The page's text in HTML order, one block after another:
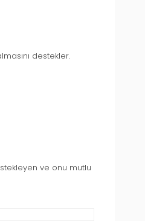
destekler.
ve onu mutlu